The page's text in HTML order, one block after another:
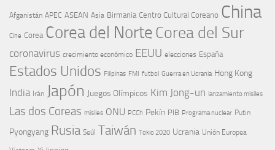
Afganistán APEC ASEAN Asia Birmania Centro Cultural Coreano China
Cine Corea Corea del NorteCorea del Sur
coronavirus crecimiento económico EEUU elecciones España
Estados Unidos Filipinas FMI futbol Guerra en Ucrania Hong Kong
India Irán Japón Juegos Olímpicos Kim Jong-un lanzamiento misiles
Las dos Coreas misiles ONU PCCh Pekín PIB Programa nuclear Putin
Pyongyang Rusia Seúl Taiwán Tokio 2020 Ucrania Unión Europea